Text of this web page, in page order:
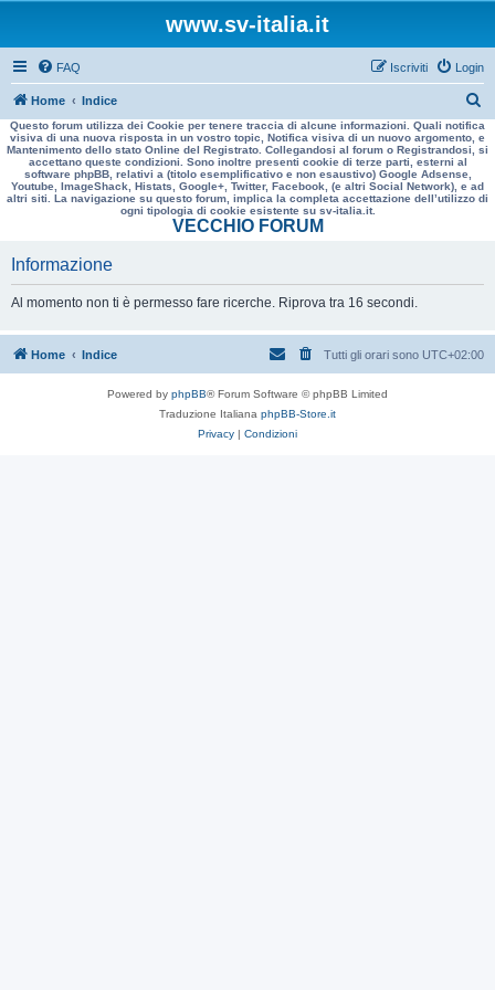
www.sv-italia.it
FAQ Login
Iscriviti
Home Indice
e
r
a
Questo forum utilizza dei Cookie per tenere traccia di alcune informazioni. Quali notifica
visiva di una nuova risposta in un vostro topic, Notifica visiva di un nuovo argomento, e
Mantenimento dello stato Online del Registrato. Collegandosi al forum o Registrandosi, si
accettano queste condizioni. Sono inoltre presenti cookie di terze parti, esterni al
software phpBB, relativi a (titolo esemplificativo e non esaustivo) Google Adsense,
Youtube, ImageShack, Histats, Google+, Twitter, Facebook, (e altri Social Network), e ad
altri siti. La navigazione su questo forum, implica la completa accettazione dell’utilizzo di
ogni tipologia di cookie esistente su sv-italia.it.
VECCHIO FORUM
Informazione
Al momento non ti è permesso fare ricerche. Riprova tra 16 secondi.
Home Indice Tutti gli orari sono UTC+02:00
Powered by phpBB® Forum Software © phpBB Limited
Traduzione Italiana phpBB-Store.it
Privacy | Condizioni